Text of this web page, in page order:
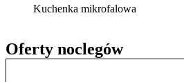
Oferty noclegów
Kuchenka mikrofalowa